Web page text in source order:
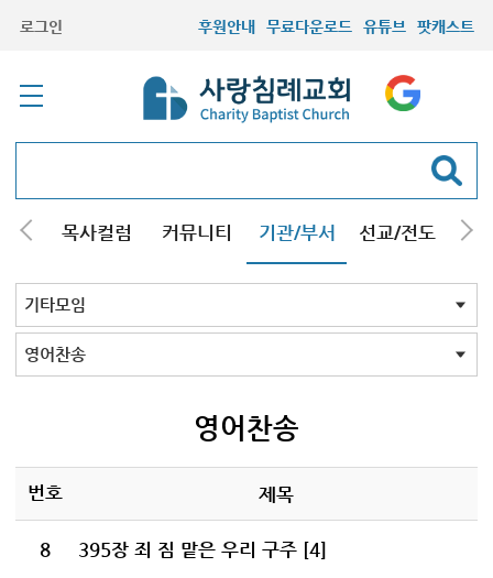
로그인 후원안내 무료다운로드 유튜브 팟캐스트
해 목사컬럼 커뮤니티 기관/부서 선교/전도 질
교회학교
청년부
청장년부
형제모임
자매모임
기타모임
어르신모임
영재과학반
신학원
기타모임 전체
시흥/안산/광명지역
콰이어
축구
등산
영어찬송
영어찬송
번호 제목
8 395장 죄 짐 맡은 우리 구주 [4]